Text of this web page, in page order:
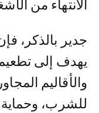
الانتهاء من
جدير بالذكر،
يهدف إلى تطعيم
والأقاليم
للشرب، وحماية